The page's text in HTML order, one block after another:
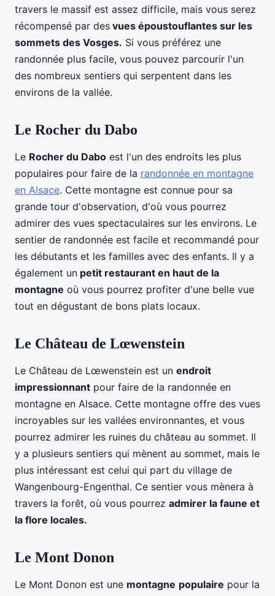
travers le massif est assez difficile, mais vous serez
récompensé par des vues époustouflantes sur les
sommets des Vosges. Si vous préférez une
randonnée plus facile, vous pouvez parcourir l'un
des nombreux sentiers qui serpentent dans les
environs de la vallée.
Le Rocher du Dabo
Le Rocher du Dabo est l'un des endroits les plus
populaires pour faire de la randonnée en montagne
en Alsace. Cette montagne est connue pour sa
grande tour d'observation, d'où vous pourrez
admirer des vues spectaculaires sur les environs. Le
sentier de randonnée est facile et recommandé pour
les débutants et les familles avec des enfants. Il y a
également un petit restaurant en haut de la
montagne où vous pourrez profiter d'une belle vue
tout en dégustant de bons plats locaux.
Le Château de Lœwenstein
Le Château de Lœwenstein est un endroit
impressionnant pour faire de la randonnée en
montagne en Alsace. Cette montagne offre des vues
incroyables sur les vallées environnantes, et vous
pourrez admirer les ruines du château au sommet. Il
y a plusieurs sentiers qui mènent au sommet, mais le
plus intéressant est celui qui part du village de
Wangenbourg-Engenthal. Ce sentier vous mènera à
travers la forêt, où vous pourrez admirer la faune et
la flore locales.
Le Mont Donon
Le Mont Donon est une montagne populaire pour la